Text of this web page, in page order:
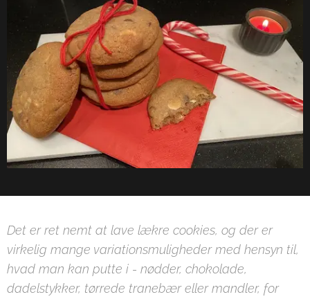
Det er ret nemt at lave lækre cookies, og der er
virkelig mange variationsmuligheder med hensyn til,
hvad man kan putte i - nødder, chokolade,
dadelstykker, tørrede tranebær eller mandler, for